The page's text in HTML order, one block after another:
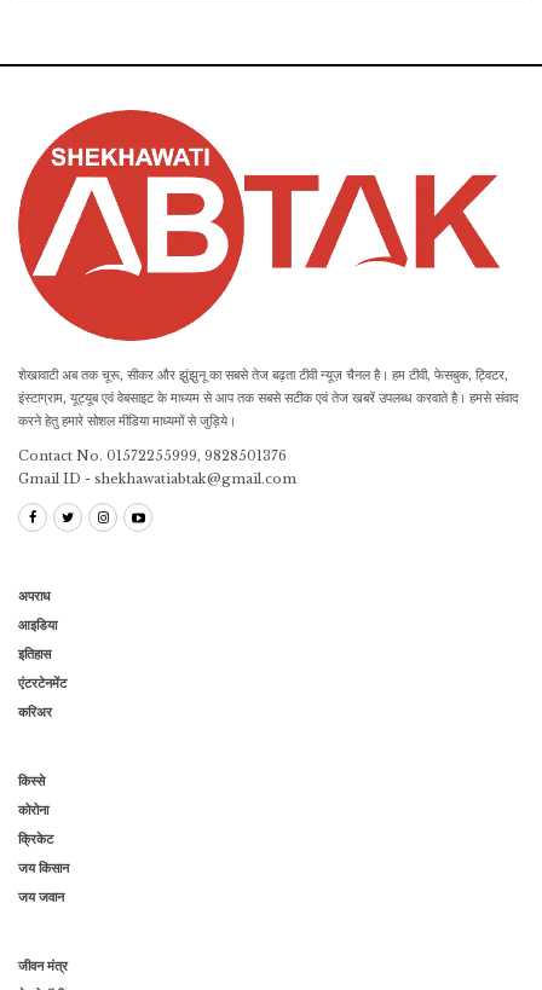
शेखावाटी अब तक चूरू, सीकर और झुंझुनू का सबसे तेज बढ़ता टीवी न्यूज़ चैनल है। हम टीवी, फेसबुक, ट्विटर,
इंस्टाग्राम, यूट्यूब एवं वेबसाइट के माध्यम से आप तक सबसे सटीक एवं तेज खबरें उपलब्ध करवाते है। हमसे संवाद
करने हेतु हमारे सोशल मीडिया माध्यमों से जुड़िये।
Contact No. 01572255999, 9828501376
Gmail ID - shekhawatiabtak@gmail.com
अपराध
आइडिया
इतिहास
एंटरटेनमेंट
करिअर
किस्से
कोरोना
क्रिकेट
जय किसान
जय जवान
जीवन मंत्र